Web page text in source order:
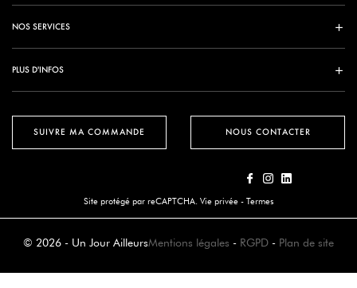
SUIVRE MA COMMANDE
NOS SERVICES
PLUS D'INFOS
NOUS CONTACTER
Site protégé par reCAPTCHA. Vie privée - Termes
© 2026 - Un Jour AilleursMentions légales - RGPD - Plan de site